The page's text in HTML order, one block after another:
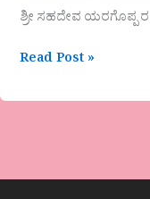
ಶ್ರೀ ಸಹದೇವ ಯರಗೊಪ್ಪ
Read Post »